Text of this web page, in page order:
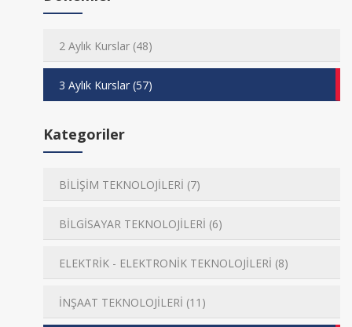
2 Aylık Kurslar (48)
3 Aylık Kurslar (57)
Kategoriler
BİLİŞİM TEKNOLOJİLERİ (7)
BİLGİSAYAR TEKNOLOJİLERİ (6)
ELEKTRİK - ELEKTRONİK TEKNOLOJİLERİ (8)
İNŞAAT TEKNOLOJİLERİ (11)